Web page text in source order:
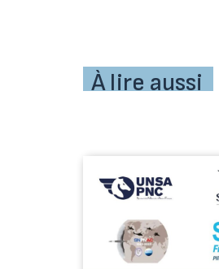
À lire aussi